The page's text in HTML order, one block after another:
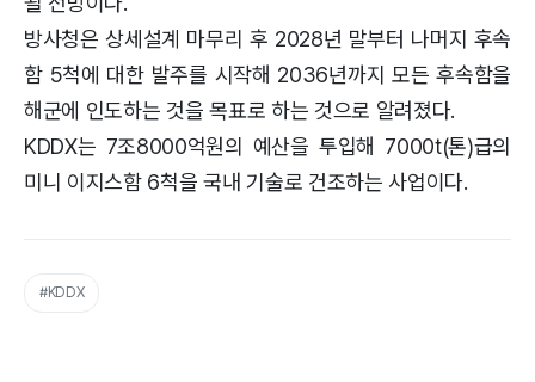
방사청은 상세설계 마무리 후 2028년 말부터 나머지 후속
함 5척에 대한 발주를 시작해 2036년까지 모든 후속함을
해군에 인도하는 것을 목표로 하는 것으로 알려졌다.
KDDX는 7조8000억원의 예산을 투입해 7000t(톤)급의
미니 이지스함 6척을 국내 기술로 건조하는 사업이다.
#KDDX